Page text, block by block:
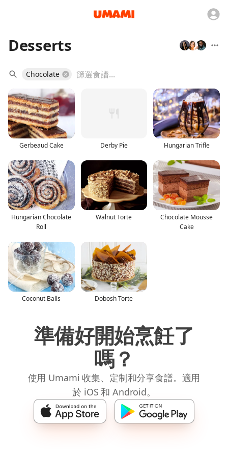
Desserts
Chocolate
Gerbeaud Cake Derby Pie Hungarian Trifle
Hungarian Chocolate
Roll
Walnut Torte
Chocolate Mousse
Cake
Coconut Balls Dobosh Torte
準備好開始烹飪了
嗎？
使用 Umami 收集、定制和分享食譜。適用
於 iOS 和 Android。